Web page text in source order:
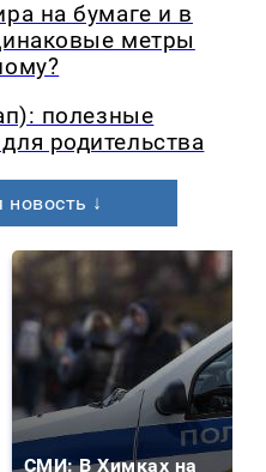
на бумаге и в
метры
полезные
родительства
↓
СМИ: В Химках на